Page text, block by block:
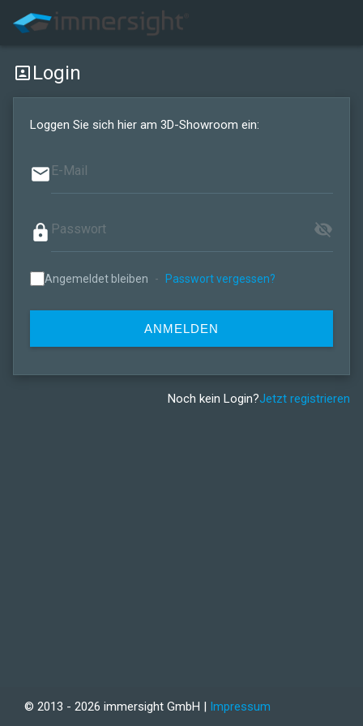
portrait Login
Loggen Sie sich hier am 3D-Showroom ein:
email
lock visibility_off
Angemeldet bleiben - Passwort vergessen?
ANMELDEN
Noch kein Login?Jetzt registrieren
© 2013 - 2026 immersight GmbH | Impressum